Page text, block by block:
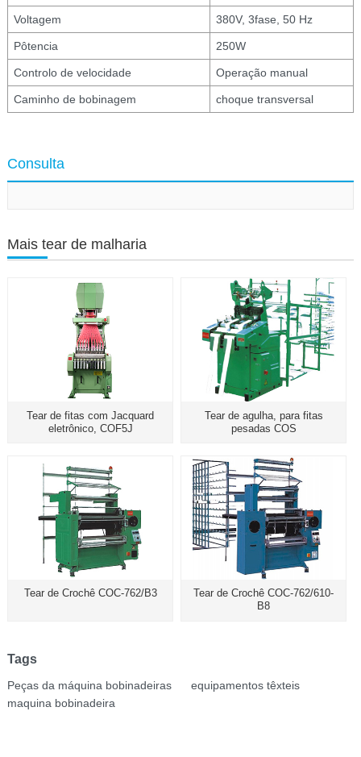
Voltagem 380V, 3fase, 50 Hz
Pôtencia 250W
Controlo de velocidade Operação manual
Caminho de bobinagem choque transversal
Consulta
Mais tear de malharia
Tear de fitas com Jacquard
eletrônico, COF5J
Tear de agulha, para fitas
pesadas COS
Tear de Crochê COC-762/B3
Tear de Crochê COC-762/610-
B8
Tags
Peças da máquina bobinadeiras
equipamentos têxteis
maquina bobinadeira